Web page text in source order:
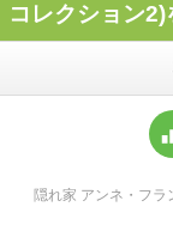
コレクション
隠れ家 アンネ・フ